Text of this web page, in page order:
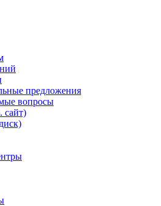
предложения
вопросы
сайт)